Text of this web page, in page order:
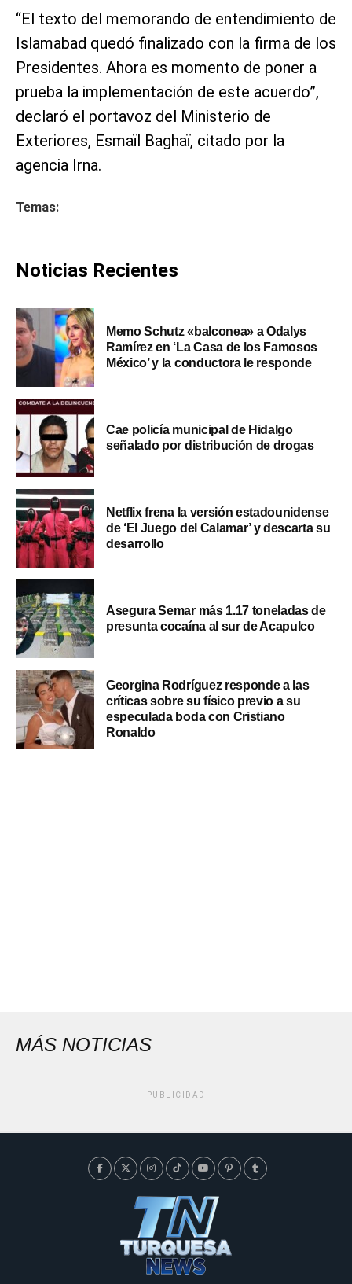
“El texto del memorando de entendimiento de
Islamabad quedó finalizado con la firma de los
Presidentes. Ahora es momento de poner a
prueba la implementación de este acuerdo”,
declaró el portavoz del Ministerio de
Exteriores, Esmaïl Baghaï, citado por la
agencia Irna.
Temas:
Noticias Recientes
Memo Schutz «balconea» a Odalys
Ramírez en ‘La Casa de los Famosos
México’ y la conductora le responde
Cae policía municipal de Hidalgo
señalado por distribución de drogas
Netflix frena la versión estadounidense
de ‘El Juego del Calamar’ y descarta su
desarrollo
Asegura Semar más 1.17 toneladas de
presunta cocaína al sur de Acapulco
Georgina Rodríguez responde a las
críticas sobre su físico previo a su
especulada boda con Cristiano
Ronaldo
MÁS NOTICIAS
PUBLICIDAD